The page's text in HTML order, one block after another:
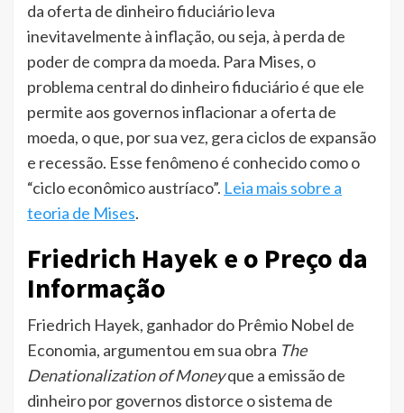
da oferta de dinheiro fiduciário leva
inevitavelmente à inflação, ou seja, à perda de
poder de compra da moeda. Para Mises, o
problema central do dinheiro fiduciário é que ele
permite aos governos inflacionar a oferta de
moeda, o que, por sua vez, gera ciclos de expansão
e recessão. Esse fenômeno é conhecido como o
“ciclo econômico austríaco”. Leia mais sobre a
teoria de Mises.
Friedrich Hayek e o Preço da
Informação
Friedrich Hayek, ganhador do Prêmio Nobel de
Economia, argumentou em sua obra The
Denationalization of Moneyque a emissão de
dinheiro por governos distorce o sistema de